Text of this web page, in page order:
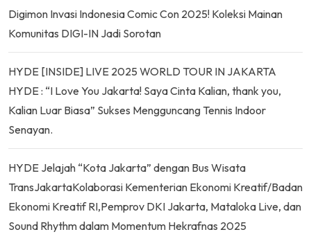
Digimon Invasi Indonesia Comic Con 2025! Koleksi Mainan
Komunitas DIGI-IN Jadi Sorotan
HYDE [INSIDE] LIVE 2025 WORLD TOUR IN JAKARTA
HYDE : “I Love You Jakarta! Saya Cinta Kalian, thank you,
Kalian Luar Biasa” Sukses Mengguncang Tennis Indoor
Senayan.
HYDE Jelajah “Kota Jakarta” dengan Bus Wisata
TransJakartaKolaborasi Kementerian Ekonomi Kreatif/Badan
Ekonomi Kreatif RI,Pemprov DKI Jakarta, Mataloka Live, dan
Sound Rhythm dalam Momentum Hekrafnas 2025